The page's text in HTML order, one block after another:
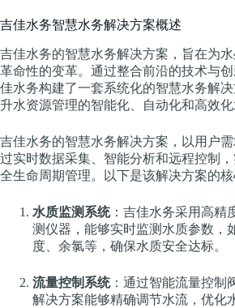
吉佳水务智慧水务解决方案概述
吉佳水务的智慧水务解决方案，旨在为
革命性的变革。通过整合前沿的技术与
佳水务构建了一套系统化的智慧水务解
升水资源管理的智能化、自动化和高效化
吉佳水务的智慧水务解决方案，以用户
过实时数据采集、智能分析和远程控制
全生命周期管理。以下是该解决方案的核
水质监测系统：吉佳水务采用高精
测仪器，能够实时监测水质参数，
度、余氯等，确保水质安全达标。
流量控制系统：通过智能流量控制
解决方案能够精确调节水流，优化